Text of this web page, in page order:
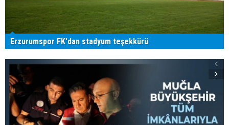
Erzurumspor FK'dan stadyum teşekkürü